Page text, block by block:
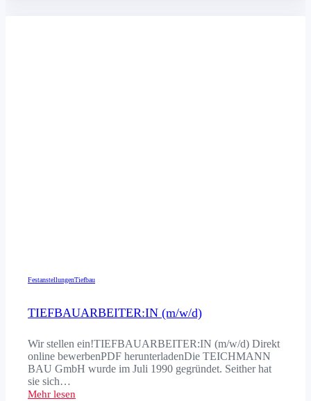
FestanstellungenTiefbau
TIEFBAUARBEITER:IN (m/w/d)
Wir stellen ein!TIEFBAUARBEITER:IN (m/w/d) Direkt
online bewerbenPDF herunterladenDie TEICHMANN
BAU GmbH wurde im Juli 1990 gegründet. Seither hat
sie sich…
Mehr lesen